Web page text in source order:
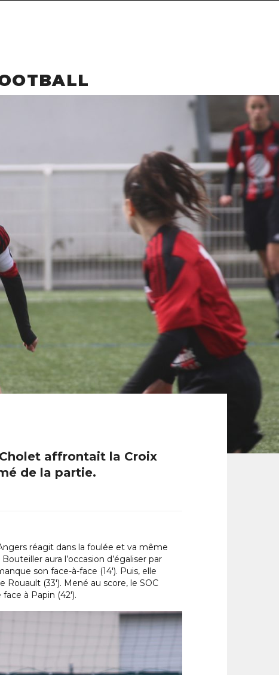
affrontait la Croix
de la partie.
réagit dans la foulée et va même
Bouteiller aura l’occasion d’égaliser par
son face-à-face (14′). Puis, elle
(33′). Mené au score, le SOC
à Papin (42′).